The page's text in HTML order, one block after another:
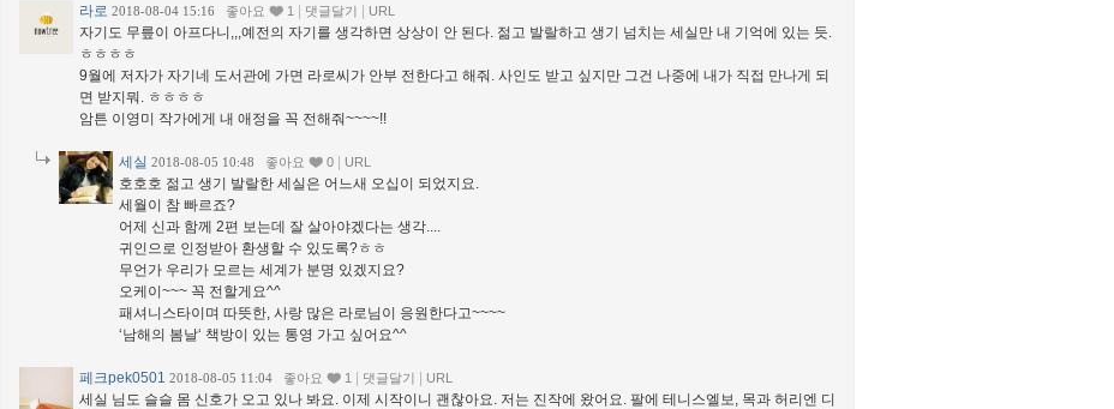
라로 2018-08-04 15:16 좋아요 1 댓글달기 URL
자기도 무릎이 아프다니,,,예전의 자기를 생각하면 상상이 안 된다. 젊고 발랄하고 생기 넘치는 세실만 내 기억에 있는 듯.
ㅎㅎㅎㅎ
9월에 저자가 자기네 도서관에 가면 라로씨가 안부 전한다고 해줘. 사인도 받고 싶지만 그건 나중에 내가 직접 만나게 되
면 받지뭐. ㅎㅎㅎㅎ
암튼 이영미 작가에게 내 애정을 꼭 전해줘~~~~!!
세실 2018-08-05 10:48 좋아요 0 URL
호호호 젊고 생기 발랄한 세실은 어느새 오십이 되었지요.
세월이 참 빠르죠?
어제 신과 함께 2편 보는데 잘 살아야겠다는 생각....
귀인으로 인정받아 환생할 수 있도록?ㅎㅎ
무언가 우리가 모르는 세계가 분명 있겠지요?
오케이~~~ 꼭 전할게요^^
패셔니스타이며 따뜻한, 사랑 많은 라로님이 응원한다고~~~~
‘남해의 봄날‘ 책방이 있는 통영 가고 싶어요^^
페크pek0501 2018-08-05 11:04 좋아요 1 댓글달기 URL
세실 님도 슬슬 몸 신호가 오고 있나 봐요. 이제 시작이니 괜찮아요. 저는 진작에 왔어요. 팔에 테니스엘보, 목과 허리엔 디